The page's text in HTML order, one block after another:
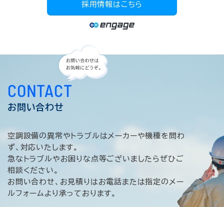
採用情報はこちら
CONTACT
お問い合わせ
空調設備の異常やトラブルはメーカーや機種を問わ
ず、対応いたします。
急なトラブルやお困りな点等ございましたらぜひご
相談ください。
お問い合わせ、お見積りはお電話または指定のメー
ルフォームより承っております。